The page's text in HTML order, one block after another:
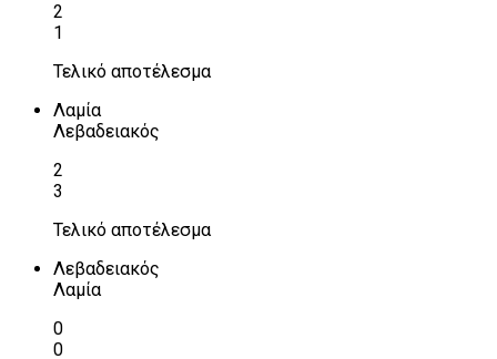
2
1
Τελικό αποτέλεσμα
Λαμία
Λεβαδειακός
2
3
Τελικό αποτέλεσμα
Λεβαδειακός
Λαμία
0
0